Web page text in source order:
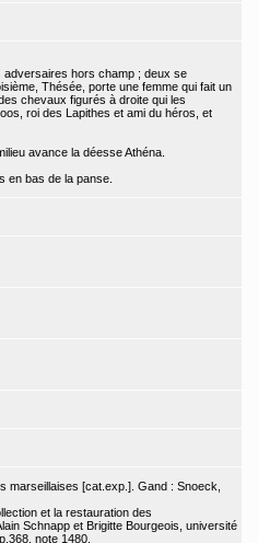
hors champ ; deux se
Thésée, porte une femme qui fait un
chevaux figurés à droite qui les
roi des Lapithes et ami du héros, et
avance la déesse Athéna.
en bas de la panse.
marseillaises [cat.exp.]. Gand : Snoeck,
et la restauration des
Schnapp et Brigitte Bourgeois, université
note 1480.